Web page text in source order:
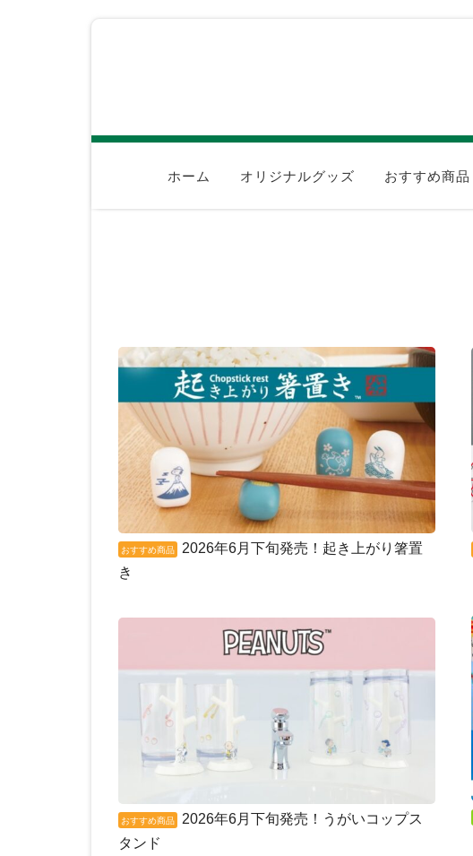
ホーム オリジナルグッズ おすすめ商品
おすすめ商品
2026年6月下旬発売！起き上がり箸置
き
おすすめ商品
2026年6月下旬発売！うがいコップス
タンド